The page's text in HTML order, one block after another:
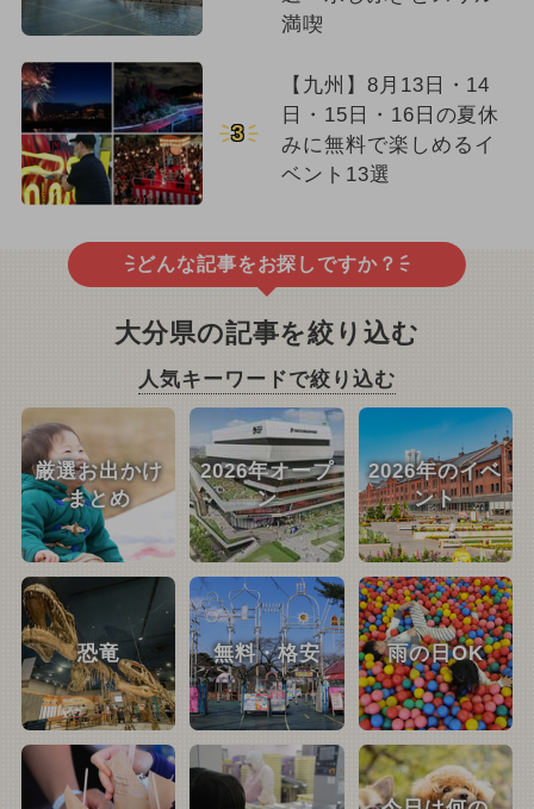
満喫
3
【九州】8月13日・14
日・15日・16日の夏休
みに無料で楽しめるイ
ベント13選
どんな記事をお探しですか？
大分県の記事を絞り込む
人気キーワードで絞り込む
厳選お出かけ
まとめ
2026年オープ
ン
2026年のイベ
ント
恐竜 無料・格安 雨の日OK